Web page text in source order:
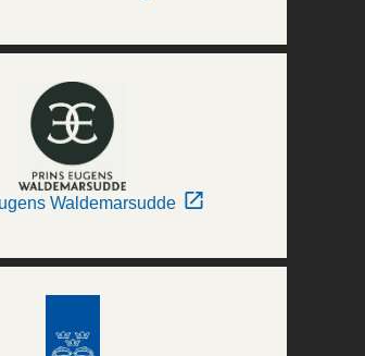
Waldemarsudde